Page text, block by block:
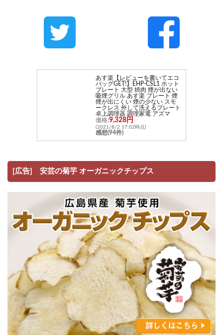
あす楽【レビューを書いてエコ
バッグGET!】EHP-CSL1 ホット
プレート 大型 焼肉 煙が出ない
吸煙グリル あす楽 プレート 煙
煙が出にくい 煙の少ない スモ
ークレス 外して洗えるプレート
卓上調理器 調理家電 アズマ
価格:9,328円
(2021/8/2 17:02時点)
感想(94件)
[広告] 安芸の菊芋 オーガニックチップス